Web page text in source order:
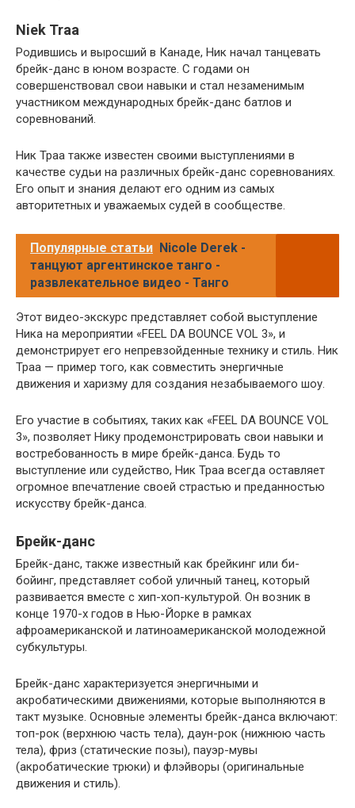
Niek Traa
Родившись и выросший в Канаде, Ник начал танцевать
брейк-данс в юном возрасте. С годами он
совершенствовал свои навыки и стал незаменимым
участником международных брейк-данс батлов и
соревнований.
Ник Траа также известен своими выступлениями в
качестве судьи на различных брейк-данс соревнованиях.
Его опыт и знания делают его одним из самых
авторитетных и уважаемых судей в сообществе.
Популярные статьи Nicole Derek -
танцуют аргентинское танго -
развлекательное видео - Танго
Этот видео-экскурс представляет собой выступление
Ника на мероприятии «FEEL DA BOUNCE VOL 3», и
демонстрирует его непревзойденные технику и стиль. Ник
Траа — пример того, как совместить энергичные
движения и харизму для создания незабываемого шоу.
Его участие в событиях, таких как «FEEL DA BOUNCE VOL
3», позволяет Нику продемонстрировать свои навыки и
востребованность в мире брейк-данса. Будь то
выступление или судейство, Ник Траа всегда оставляет
огромное впечатление своей страстью и преданностью
искусству брейк-данса.
Брейк-данс
Брейк-данс, также известный как брейкинг или би-
бойинг, представляет собой уличный танец, который
развивается вместе с хип-хоп-культурой. Он возник в
конце 1970-х годов в Нью-Йорке в рамках
афроамериканской и латиноамериканской молодежной
субкультуры.
Брейк-данс характеризуется энергичными и
акробатическими движениями, которые выполняются в
такт музыке. Основные элементы брейк-данса включают:
топ-рок (верхнюю часть тела), даун-рок (нижнюю часть
тела), фриз (статические позы), пауэр-мувы
(акробатические трюки) и флэйворы (оригинальные
движения и стиль).